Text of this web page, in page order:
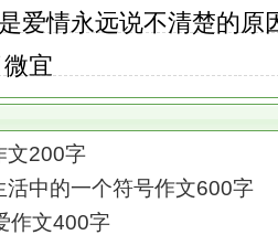
情永远说不清楚的原
宜
文200字
活中的一个符号作文600字
作文400字